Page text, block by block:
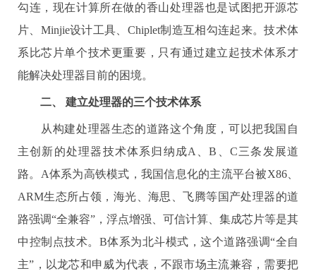
勾连，现在计算所在做的香山处理器也是试图把开源芯
片、 Minjie设计工具、 Chiplet制造互相勾连起来。技术体
系比芯片单个技术更重要，只有通过建立起技术体系才
能解决处理器目前的困境。
二、 建立处理器的三个技术体系
从构建处理器生态的道路这个角度，可以把我国自
主创新的处理器技术体系归纳成A 、B C三条发展道
路。 A体系为高铁模式，我国信息化的主流平台被X86、
ARM生态所占领，海光、海思、飞腾等国产处理器的道
路强调“全兼容”，浮点增强、可信计算、集成芯片等是其
中控制点技术。 B体系为北斗模式，这个道路强调“全自
主”，以龙芯和申威为代表，不跟市场主流兼容，需要把